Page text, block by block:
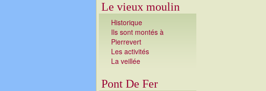
Le vieux moulin
Historique
Ils sont montés à
Pierrevert
Les activités
La veillée
Pont De Fer